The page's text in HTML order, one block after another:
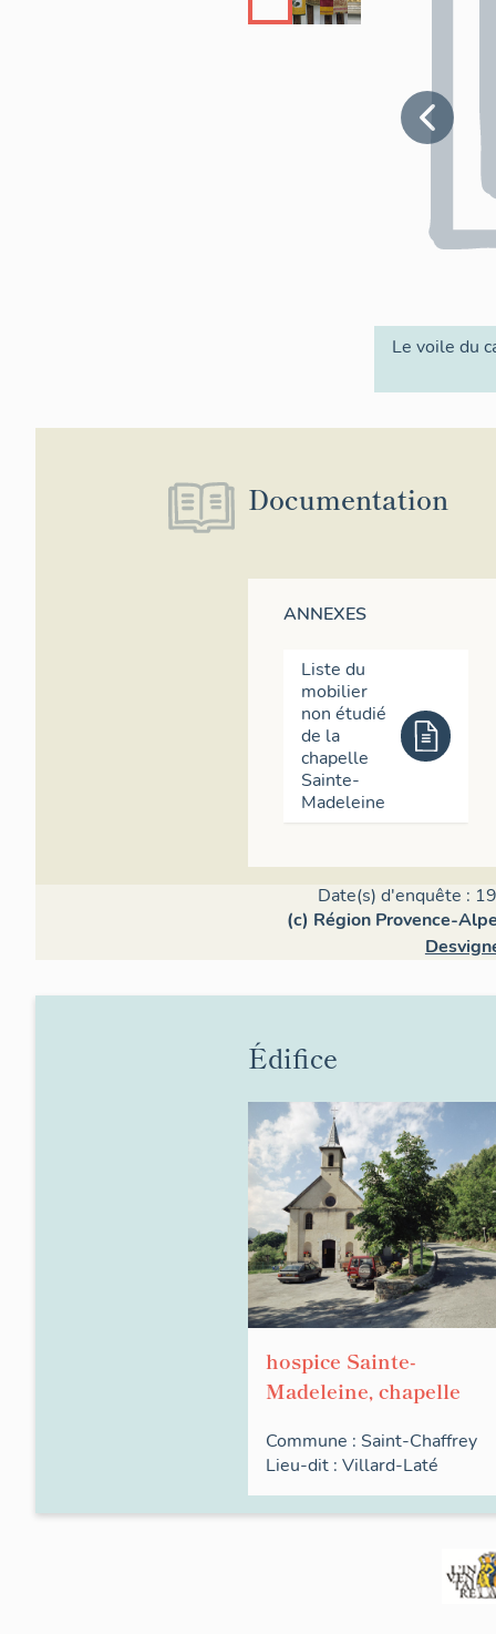
Le voile du
Documentation
ANNEXES
Liste du
mobilier
non étudié
de la
chapelle
Sainte-
Madeleine
Date(s) d'enquête :
(c) Région Provence-
Édifice
hospice Sainte-
Madeleine, chapelle
Commune : Saint-Chaffrey
Lieu-dit : Villard-Laté